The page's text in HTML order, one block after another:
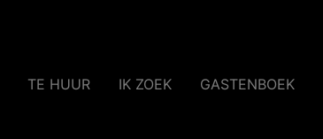
TE HUUR IK ZOEK GASTENBOEK